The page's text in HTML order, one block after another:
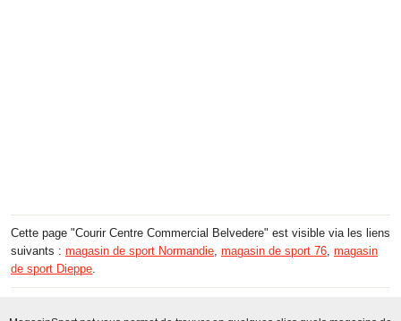
Cette page "Courir Centre Commercial Belvedere" est visible via les liens
suivants : magasin de sport Normandie, magasin de sport 76, magasin
de sport Dieppe.